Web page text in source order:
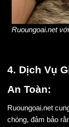
Ruoungoai.net
4. Dịch Vụ
An Toàn:
Ruoungoai.net
chóng, đảm bảo